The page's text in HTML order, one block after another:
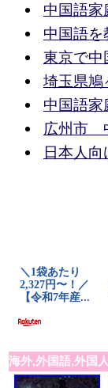
中国語
中国語を
東京で中
埼玉県鳩
中国語家
広州市
日本人
海外,外国語,外国